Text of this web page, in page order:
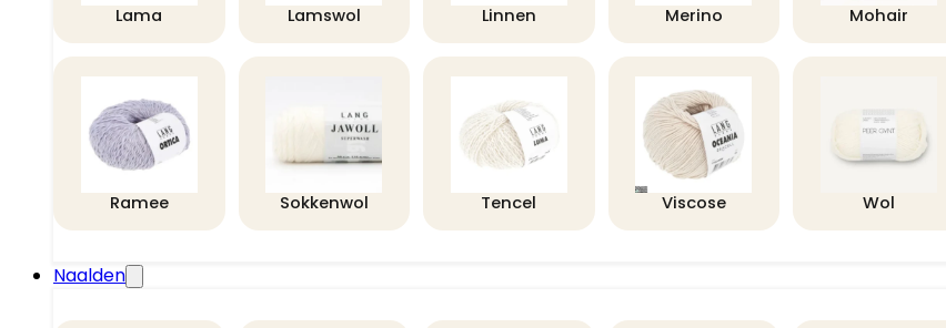
Lama Lamswol Linnen Merino Mohair
Ramee Sokkenwol Tencel Viscose Wol
Naalden